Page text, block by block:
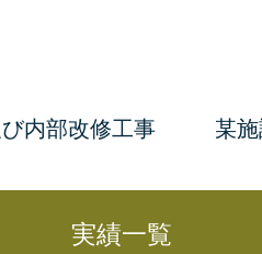
内部改修工事 某
実績一覧